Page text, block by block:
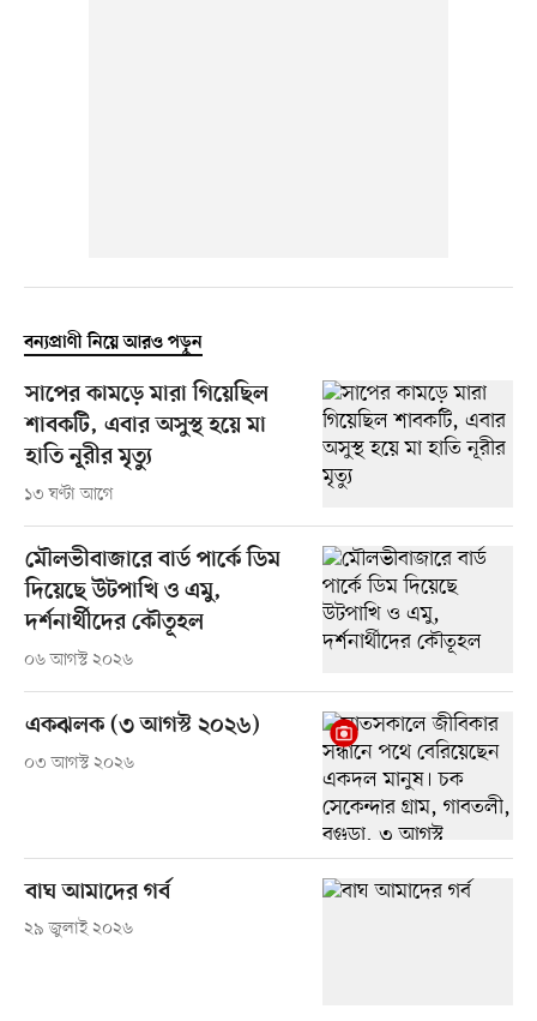
বন্যপ্রাণী নিয়ে আরও পড়ুন
সাপের কামড়ে মারা গিয়েছিল
শাবকটি, এবার অসুস্থ হয়ে মা
হাতি নূরীর মৃত্যু
১৩ ঘণ্টা আগে
মৌলভীবাজারে বার্ড পার্কে ডিম
দিয়েছে উটপাখি ও এমু,
দর্শনার্থীদের কৌতূহল
০৬ আগস্ট ২০২৬
একঝলক (৩ আগস্ট ২০২৬)
০৩ আগস্ট ২০২৬
বাঘ আমাদের গর্ব
২৯ জুলাই ২০২৬